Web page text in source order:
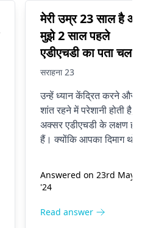
मेरी उम्र 23 साल है
मुझे 2 साल पहले
एडीएचडी का पता चला
था। मुझे ध्यान केंद्रित
करने और पढ़ने में
परेशानी होती है, और
मैं किसी चीज़ पर ध्यान
केंद्रित करने की
लगता है जैसे मैं बहुत
इधर-उधर घूम रहा हूं।
सराहना 23
उन्हें ध्यान केंद्रित करने और
शांत रहने में परेशानी होती है,
अक्सर एडीएचडी के लक्षण
हैं। क्योंकि आपका दिमाग
एडीएचडी वाले कई लोगों को
अपनी भावनाओं पर ध्यान
करने में कठिनाई होती है। जो
Answered on 23rd May
'24
Read answer